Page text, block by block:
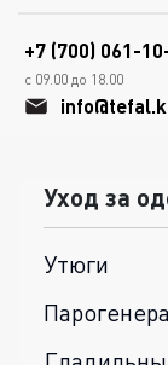
+7 (700) 061-
с 09.00 до 18.00
Уход за
Утюги